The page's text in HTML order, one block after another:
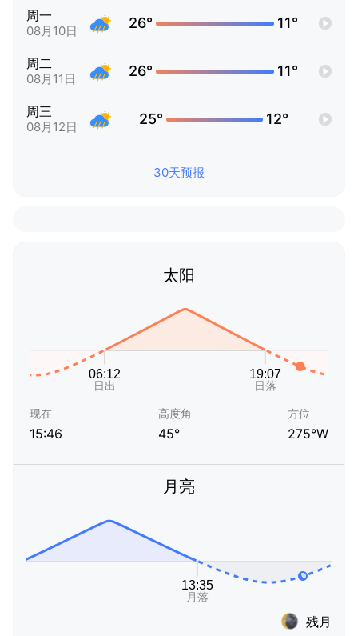
周一
08月10日 26° 11°
周二
08月11日 26° 11°
周三
08月12日 25° 12°
30天预报
太阳
现在
15:46
高度角
45°
方位
275°W
月亮
残月